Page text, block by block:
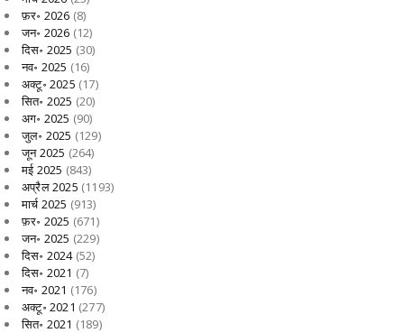
फ़र॰ 2026 (8)
जन॰ 2026 (12)
दिस॰ 2025 (30)
नव॰ 2025 (16)
अक्टू॰ 2025 (17)
सित॰ 2025 (20)
अग॰ 2025 (90)
जुल॰ 2025 (129)
जून 2025 (264)
मई 2025 (843)
अप्रैल 2025 (1193)
मार्च 2025 (913)
फ़र॰ 2025 (671)
जन॰ 2025 (229)
दिस॰ 2024(52)
दिस॰ 2021 (7)
नव॰ 2021 (176)
अक्टू॰ 2021 (277)
सित॰ 2021 (189)